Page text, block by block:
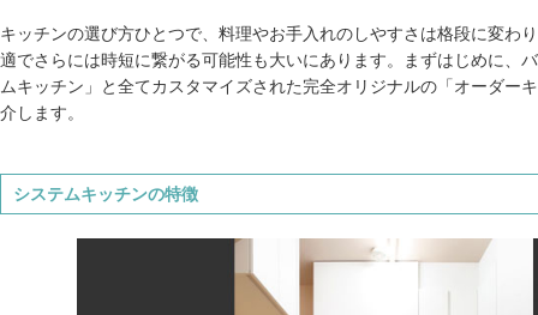
キッチンの選び方ひとつで、料理やお手入れのしやすさは格段に変わ
適でさらには時短に繋がる可能性も大いにあります。まずはじめに、
ムキッチン」と全てカスタマイズされた完全オリジナルの「オーダー
介します。
システムキッチンの特徴